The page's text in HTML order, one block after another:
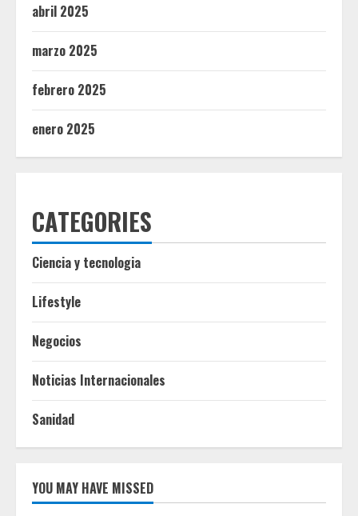
abril 2025
marzo 2025
febrero 2025
enero 2025
CATEGORIES
Ciencia y tecnologia
Lifestyle
Negocios
Noticias Internacionales
Sanidad
YOU MAY HAVE MISSED